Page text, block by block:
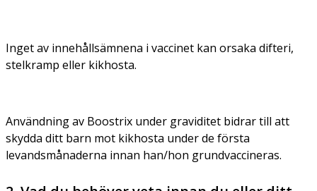
Inget av innehållsämnena i vaccinet kan orsaka difteri,
stelkramp eller kikhosta.
Användning av Boostrix under graviditet bidrar till att
skydda ditt barn mot kikhosta under de första
levandsmånaderna innan han/hon grundvaccineras.